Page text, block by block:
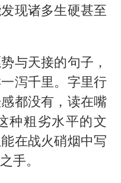
现诸多生硬甚至
与天接的句子，
泻千里。字里行
都没有，读在嘴
种粗劣水平的文
在战火硝烟中写
手。